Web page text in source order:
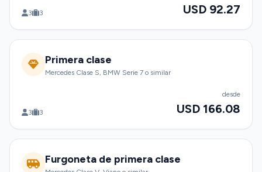
3 3 USD 92.27
Primera clase
Mercedes Clase S, BMW Serie 7 o similar
3 3
desde
USD 166.08
Furgoneta de primera clase